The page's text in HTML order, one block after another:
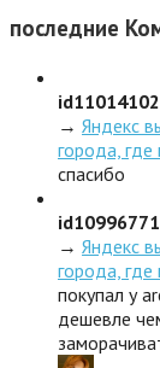
последние
→ Яндекс
города,
спасибо
→ Яндекс
города,
покупал у
дешевле